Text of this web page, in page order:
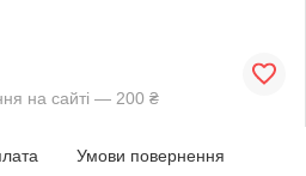
на сайті — 200 ₴
Умови повернення